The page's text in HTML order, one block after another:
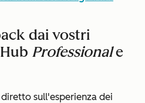
dai vostri
Professionale
sull'esperienza dei